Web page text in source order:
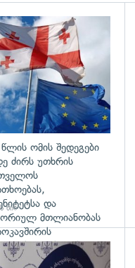
ომის შედეგები
ძირს უთხრის
და
მთლიანობას
განცხადება
წინ